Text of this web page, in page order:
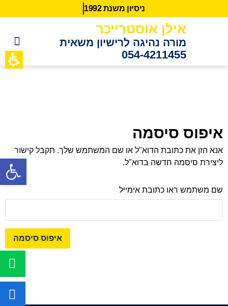
ניסיון משנת 2
9
9
1
אילן אוסטרייכר
מורה נהיגה לרישיון משאית
054-4211455
איפוס סיסמה
אנא הזן את כתובת הדוא"ל או שם המשתמש שלך. תקבל קישור
ליצירת סיסמה חדשה בדוא"ל.
שם משתמש ראו כתובת אימייל
איפוס סיסמה
פתח סרגל נגישות